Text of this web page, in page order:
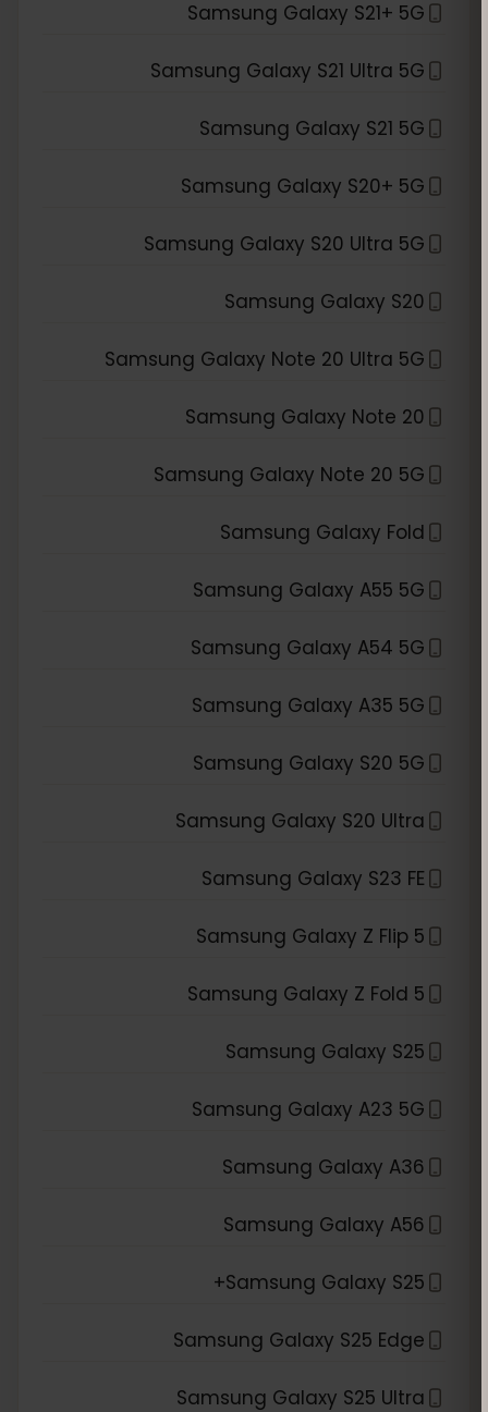
Samsung Galaxy S21+ 5G
Samsung Galaxy S21 Ultra 5G
Samsung Galaxy S21 5G
Samsung Galaxy S20+ 5G
Samsung Galaxy S20 Ultra 5G
Samsung Galaxy S20
Samsung Galaxy Note 20 Ultra 5G
Samsung Galaxy Note 20
Samsung Galaxy Note 20 5G
Samsung Galaxy Fold
Samsung Galaxy A55 5G
Samsung Galaxy A54 5G
Samsung Galaxy A35 5G
Samsung Galaxy S20 5G
Samsung Galaxy S20 Ultra
Samsung Galaxy S23 FE
Samsung Galaxy Z Flip 5
Samsung Galaxy Z Fold 5
Samsung Galaxy S25
Samsung Galaxy A23 5G
Samsung Galaxy A36
Samsung Galaxy A56
Samsung Galaxy S25+
Samsung Galaxy S25 Edge
Samsung Galaxy S25 Ultra